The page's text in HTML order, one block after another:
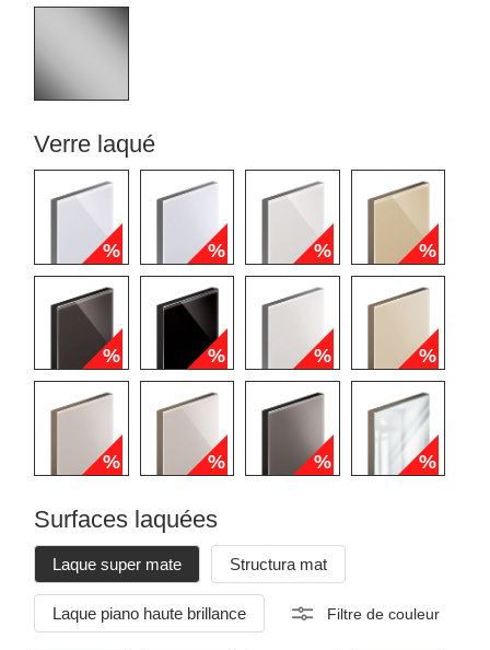
Verre laqué
Surfaces laquées
Laque super mate Structura mat
Laque piano haute brillance Filtre de couleur